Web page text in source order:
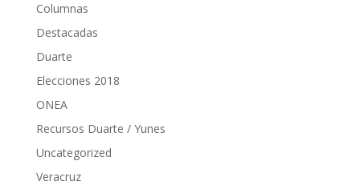
Columnas
Destacadas
Duarte
Elecciones 2018
ONEA
Recursos Duarte / Yunes
Uncategorized
Veracruz